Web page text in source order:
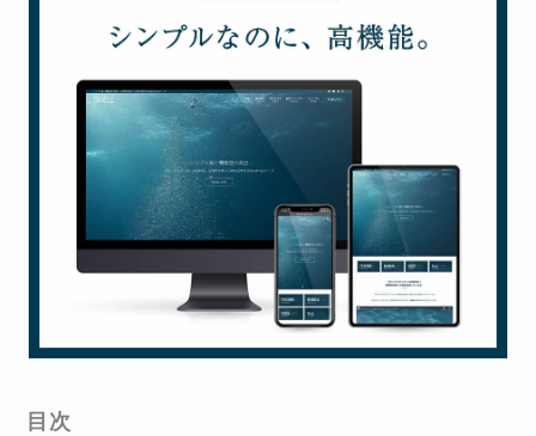
目次